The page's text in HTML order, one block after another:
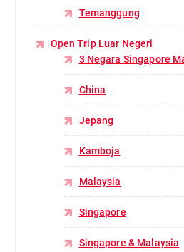
Temanggung
Open Trip Luar Negeri
3 Negara Singapore
China
Jepang
Kamboja
Malaysia
Singapore
Singapore & Malaysia